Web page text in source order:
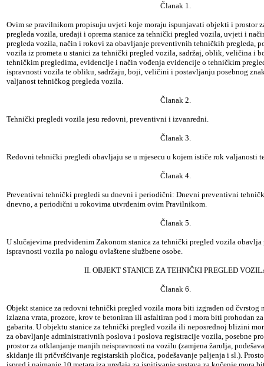
Članak 1.
Ovim se pravilnikom propisuju uvjeti koje moraju ispunjavati objekti i prostor
pregleda vozila, uređaji i oprema stanice za tehnički pregled vozila, uvjeti i
pregleda vozila, način i rokovi za obavljanje preventivnih tehničkih pregleda,
vozila iz prometa u stanici za tehnički pregled vozila, sadržaj, oblik, veličina i
tehničkim pregledima, evidencije i način vođenja evidencije o tehničkim
ispravnosti vozila te obliku, sadržaju, boji, veličini i postavljanju posebnog
valjanost tehničkog pregleda vozila.
Članak 2.
Tehnički pregledi vozila jesu redovni, preventivni i izvanredni.
Članak 3.
Redovni tehnički pregledi obavljaju se u mjesecu u kojem ističe rok valjanosti
Članak 4.
Preventivni tehnički pregledi su dnevni i periodični: Dnevni preventivni
dnevno, a periodični u rokovima utvrđenim ovim Pravilnikom.
Članak 5.
U slučajevima predviđenim Zakonom stanica za tehnički pregled vozila
ispravnosti vozila po nalogu ovlaštene službene osobe.
II. OBJEKT STANICE ZA TEHNIČKI PREGLED
Članak 6.
Objekt stanice za redovni tehnički pregled vozila mora biti izgrađen od čvrstog
izlazna vrata, prozore, krov te betoniran ili asfaltiran pod i mora biti prohodan
gabarita. U objektu stanice za tehnički pregled vozila ili neposrednoj blizini
za obavljanje administrativnih poslova i poslova registracije vozila, posebne
prostor za otklanjanje manjih neispravnosti na vozilu (zamjena žarulja,
skidanje ili pričvršćivanje registarskih pločica, podešavanje paljenja i sl.).